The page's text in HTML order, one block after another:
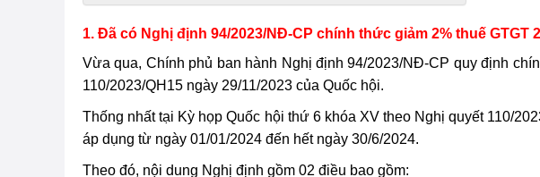
1. Đã có Nghị định 94/2023/NĐ-CP chính thức giảm 2% thuế GTGT
Vừa qua, Chính phủ ban hành Nghị định 94/2023/NĐ-CP quy định
110/2023/QH15 ngày 29/11/2023 của Quốc hội.
Thống nhất tại Kỳ họp Quốc hội thứ 6 khóa XV theo Nghị quyết 110/
áp dụng từ ngày 01/01/2024 đến hết ngày 30/6/2024.
Theo đó, nội dung Nghị định gồm 02 điều bao gồm: